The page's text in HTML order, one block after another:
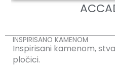
INSPIRISANO KAMENOM
Inspirisani kamenom,
pločici.